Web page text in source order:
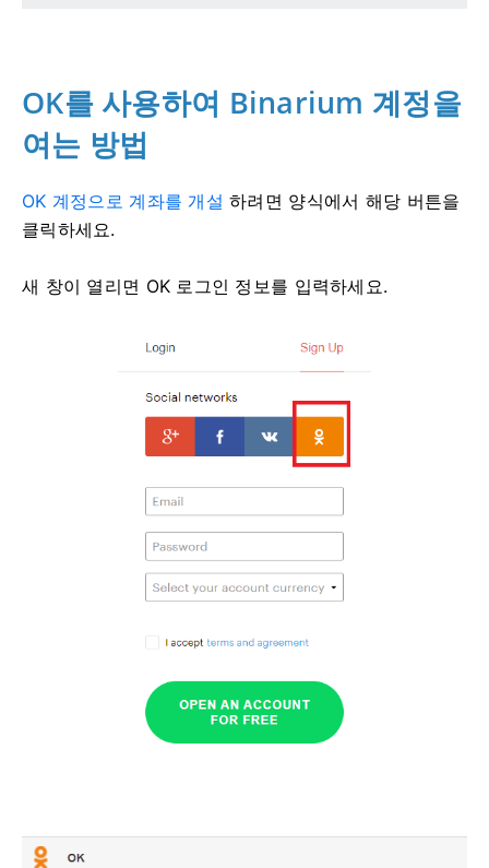
OK를 사용하여 Binarium 계정을
여는 방법
OK 계정으로 계좌를 개설 하려면 양식에서 해당 버튼을
클릭하세요.
새 창이 열리면 OK 로그인 정보를 입력하세요.